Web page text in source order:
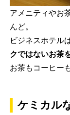
アメニティやお
んど。
ビジネスホテル
クではないお茶
お茶もコーヒー
ケミカル